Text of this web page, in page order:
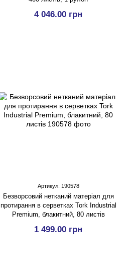
4 046.00 грн
Артикул: 190578
Безворсовий нетканий матеріал для
протирання в серветках Tork Industrial
Premium, блакитний, 80 листів
1 499.00 грн